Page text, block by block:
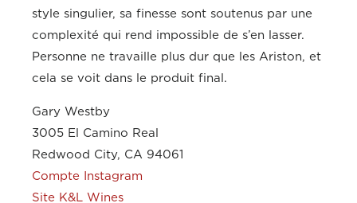
style singulier, sa finesse sont soutenus par une
complexité qui rend impossible de s’en lasser.
Personne ne travaille plus dur que les Ariston, et
cela se voit dans le produit final.
Gary Westby
3005 El Camino Real
Redwood City, CA 94061
Compte Instagram
Site K&L Wines